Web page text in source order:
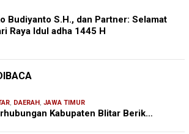
Budiyanto S.H., dan Partner: Selamat
Raya Idul adha 1445 H
, DAERAH , JAWA TIMUR
Kabupaten Blitar Berik…